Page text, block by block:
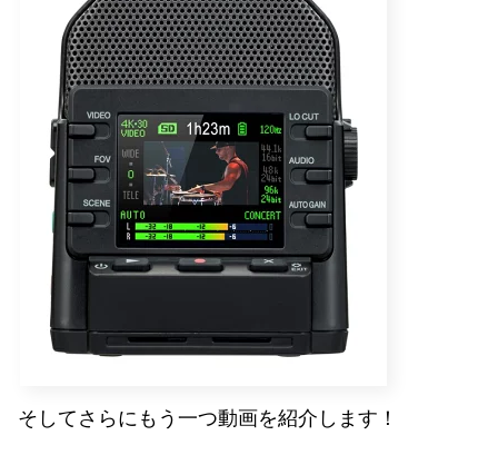
そしてさらにもう一つ動画を紹介します！